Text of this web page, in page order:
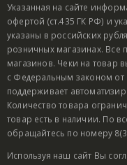
Указанная на сайте
офертой (ст.435 ГК РФ) и
указаны в российских
розничных магазинах. Все
магазинов. Чеки на товар
с Федеральным законом от
поддерживает
Количество товара
товар есть в наличии. По
обращайтесь по номеру
Используя наш сайт Вы